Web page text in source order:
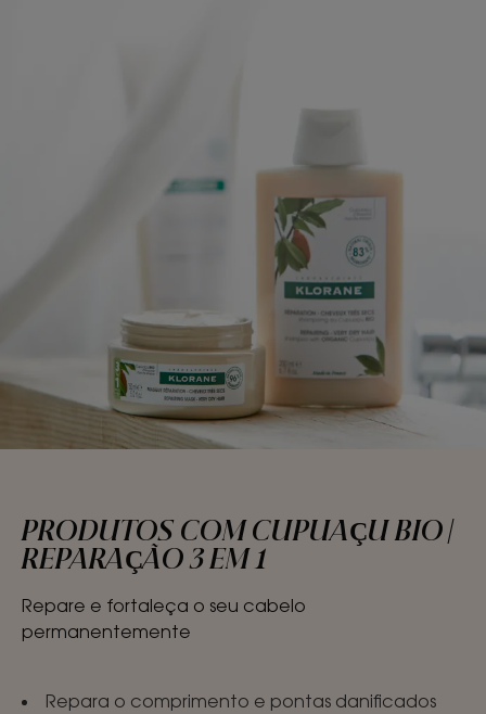
PRODUTOS COM CUPUAÇU BIO |
REPARAÇÃO 3 EM 1
Repare e fortaleça o seu cabelo
permanentemente
Repara o comprimento e pontas danificados